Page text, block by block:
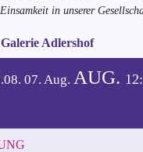
in unserer
Adlershof
07. Aug. AUG.